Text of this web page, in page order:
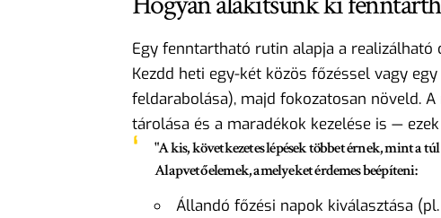
Egy fenntartható rutin alapja a
Kezdd heti egy-két közös főzéssel vagy
feldarabolása), majd fokozatosan növeld.
tárolása és a maradékok kezelése is —
"A kis, következetes lépések többet érnek, mint a
Alapvető elemek, amelyeket érdemes beépíteni:
Állandó főzési napok kiválasztása